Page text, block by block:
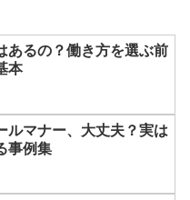
あるの？働き方を選ぶ前
本
ルマナー、大丈夫？実は
事例集